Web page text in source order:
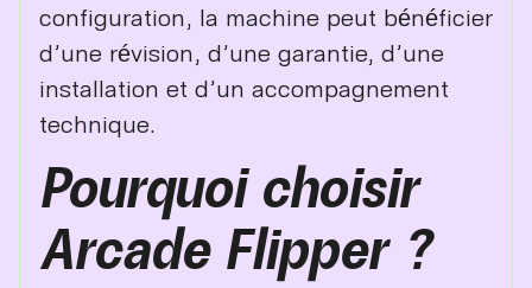
configuration, la machine peut bénéficier
d’une révision, d’une garantie, d’une
installation et d’un accompagnement
technique.
Pourquoi choisir
Arcade Flipper ?